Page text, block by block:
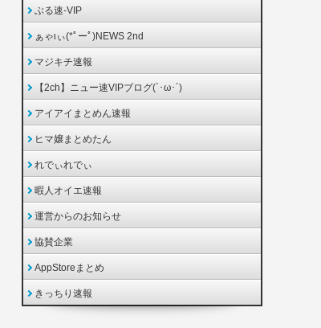
ぶる速-VIP
ぁゃιぃ(*ﾟーﾟ)NEWS 2nd
マジキチ速報
【2ch】ニュー速VIPブログ(`･ω･´)
アイアイまとめん速報
ヒマ嬢まとめたん
れでぃれでぃ
暇人オイエ速報
運営からのお知らせ
協賛企業
AppStoreまとめ
きっちり速報